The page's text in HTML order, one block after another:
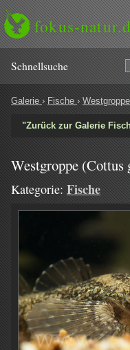
fokus-
Schnell­suche
Galerie › Fische ›
"Zurück zur Galerie
Westgroppe (Cottus
Kategorie: Fische